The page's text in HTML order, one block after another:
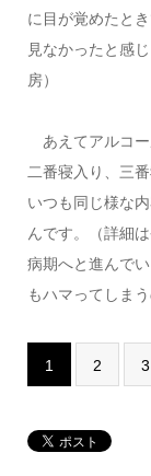
に目が覚めたと
見なかったと感
房）
あえてアルコー
二番寝入り、三
いつも同じ様な
んです。（詳細
病期へと進んで
もハマってしまう
1 2 3